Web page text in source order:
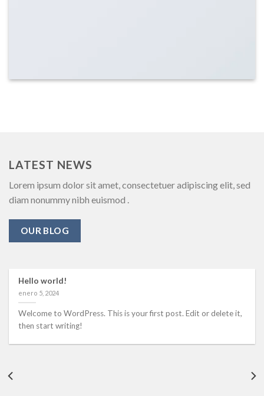
LATEST NEWS
Lorem ipsum dolor sit amet, consectetuer adipiscing elit, sed
diam nonummy nibh euismod .
OUR BLOG
Hello world!
enero 5, 2024
Welcome to WordPress. This is your first post. Edit or delete it,
then start writing!